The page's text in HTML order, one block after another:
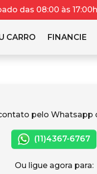
das 08:00 às
CARRO FINANCIE
pelo Whatsapp
(11)4367-6767
Ou ligue agora para: